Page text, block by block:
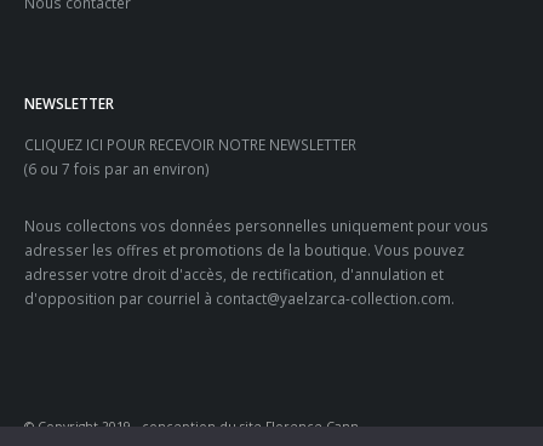
NEWSLETTER
CLIQUEZ ICI POUR RECEVOIR NOTRE NEWSLETTER
(6 ou 7 fois par an environ)
Nous collectons vos données personnelles uniquement pour vous
adresser les offres et promotions de la boutique. Vous pouvez
adresser votre droit d'accès, de rectification, d'annulation et
d'opposition par courriel à contact@yaelzarca-collection.com.
© Copyright 2019 - conception du site Florence Cann